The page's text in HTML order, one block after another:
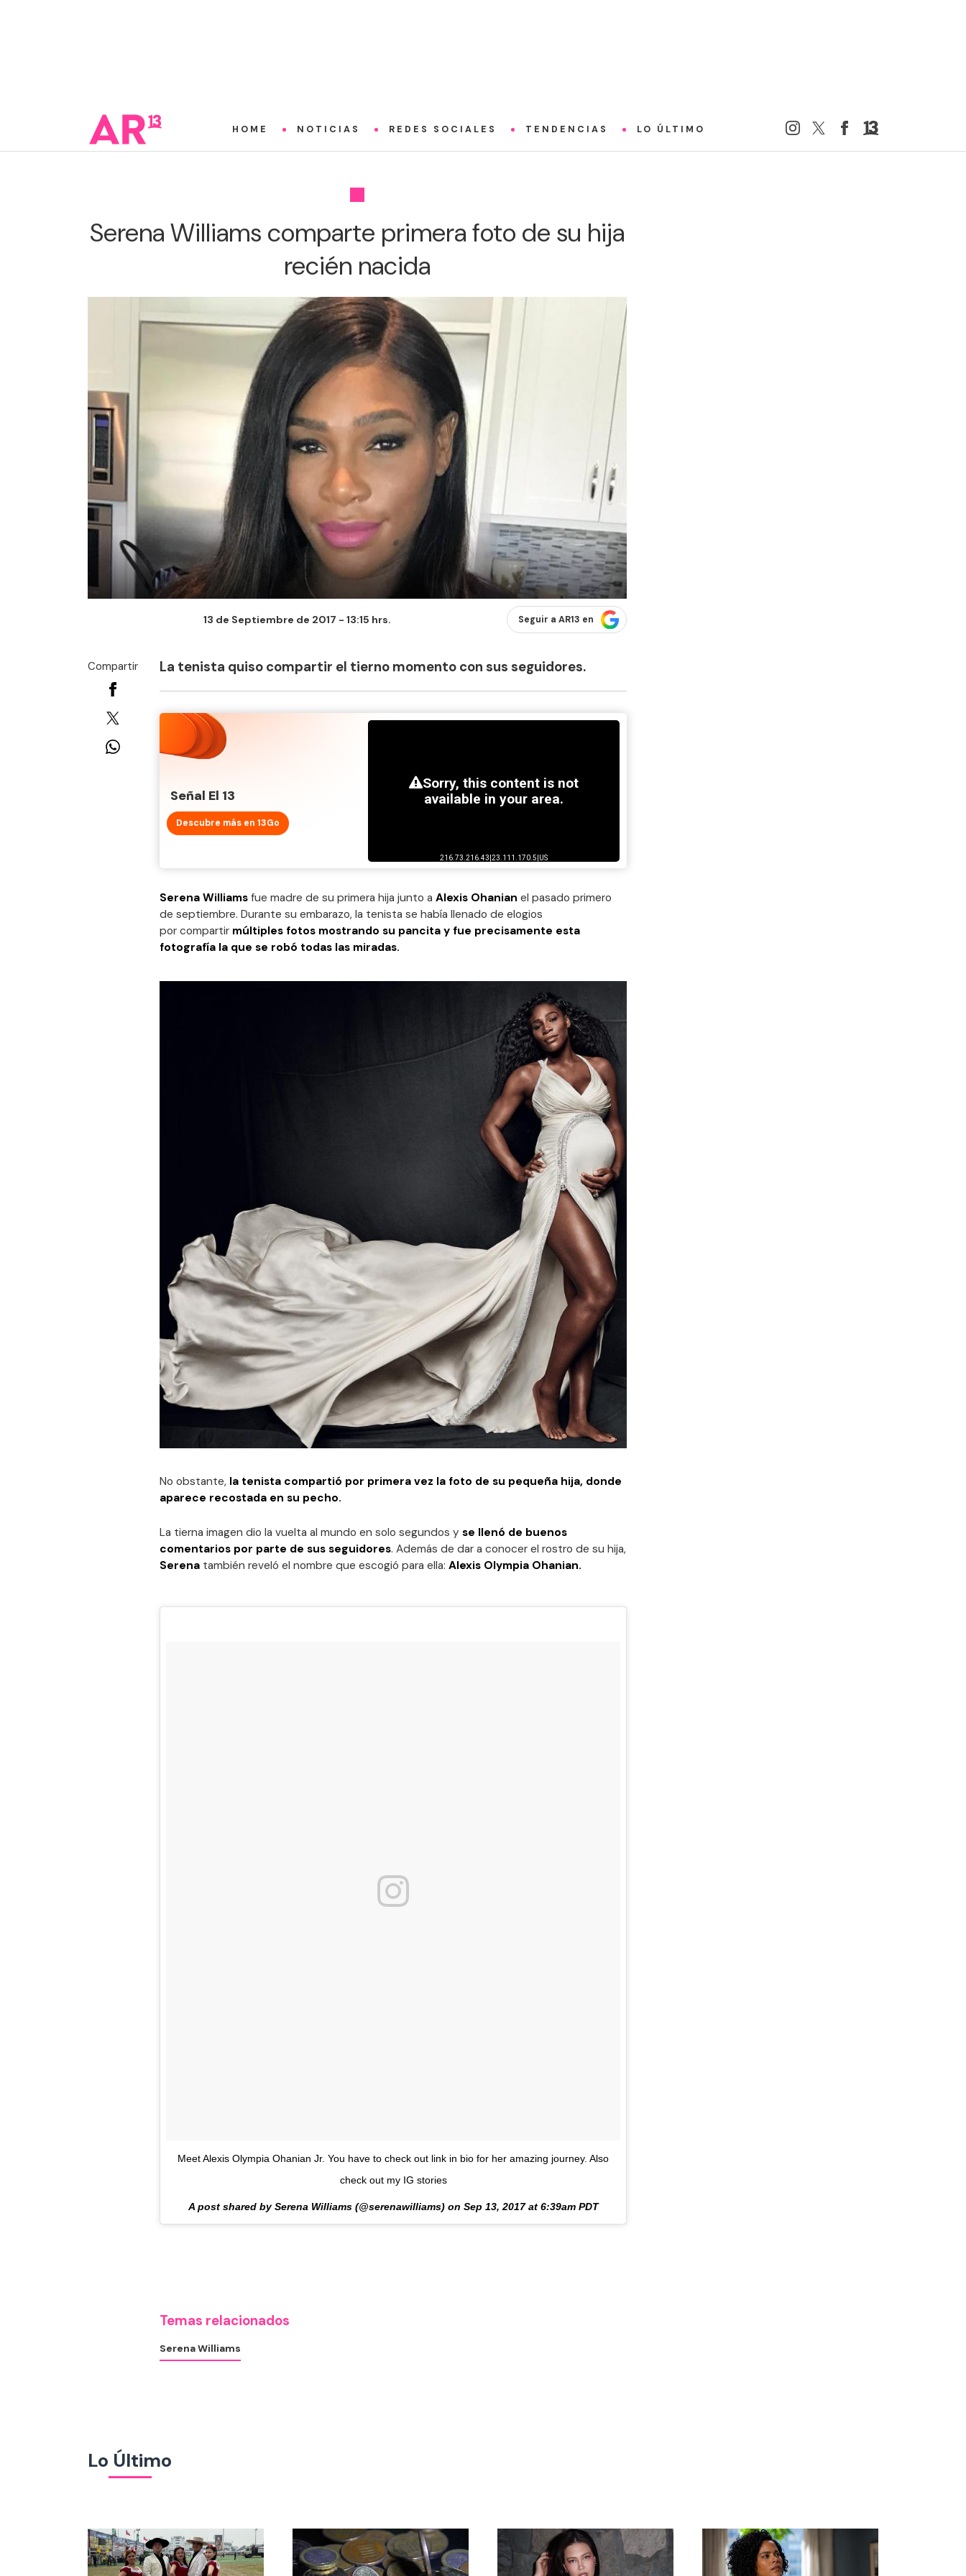
HOME NOTICIAS REDES SOCIALES TENDENCIAS LO ÚLTIMO
Serena Williams comparte primera foto de su hija
recién nacida
13 de Septiembre de 2017 - 13:15 hrs. Seguir a AR13 en
Compartir La tenista quiso compartir el tierno momento con sus seguidores.
Señal El 13
Descubre más en 13Go
Serena Williams fue madre de su primera hija junto a Alexis Ohanian el pasado primero
de septiembre. Durante su embarazo, la tenista se había llenado de elogios
por compartir múltiples fotos mostrando su pancita y fue precisamente esta
fotografía la que se robó todas las miradas.
No obstante, la tenista compartió por primera vez la foto de su pequeña hija, donde
aparece recostada en su pecho.
La tierna imagen dio la vuelta al mundo en solo segundos y se llenó de buenos
comentarios por parte de sus seguidores. Además de dar a conocer el rostro de su hija,
Serena también reveló el nombre que escogió para ella: Alexis Olympia Ohanian.
Meet Alexis Olympia Ohanian Jr. You have to check out link in bio for her amazing journey. Also
check out my IG stories
A post shared by Serena Williams (@serenawilliams) on Sep 13, 2017 at 6:39am PDT
Temas relacionados
Serena Williams
Lo Último